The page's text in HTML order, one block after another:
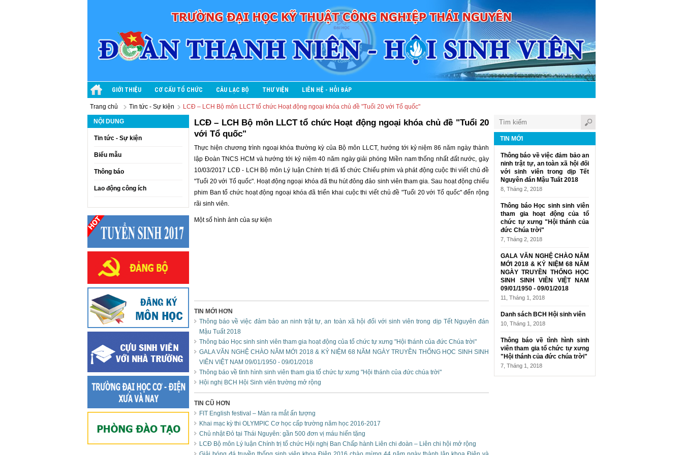
GIỚI THIỆU CƠ CẤU TỔ CHỨC CÂU LẠC BỘ THƯ VIỆN LIÊN HỆ - HỎI ĐÁP
Trang chủ Tin tức - Sự kiện LCĐ – LCH Bộ môn LLCT tổ chức Hoạt động ngoại khóa chủ đề "Tuổi 20 với Tổ quốc"
NỘI DUNG
Tin tức - Sự kiện
Biểu mẫu
Thông báo
Lao động công ích
LCĐ – LCH Bộ môn LLCT tổ chức Hoạt động ngoại khóa chủ đề "Tuổi 20
với Tổ quốc"
Thực hiện chương trình ngoại khóa thường kỳ của Bộ môn LLCT, hướng tới kỷ niệm 86 năm ngày thành
lập Đoàn TNCS HCM và hướng tới kỷ niệm 40 năm ngày giải phóng Miền nam thống nhất đất nước, gày
10/03/2017 LCĐ - LCH Bộ môn Lý luận Chính trị đã tổ chức Chiếu phim và phát động cuộc thi viết chủ đề
"Tuổi 20 với Tổ quốc". Hoạt động ngoại khóa đã thu hút đông đảo sinh viên tham gia. Sau hoạt động chiếu
phim Ban tổ chức hoạt động ngoại khóa đã triển khai cuộc thi viết chủ đề "Tuổi 20 với Tổ quốc" đến rộng
rãi sinh viên.
Một số hình ảnh của sự kiện
TIN MỚI HƠN
Thông báo về việc đảm bảo an ninh trật tự, an toàn xã hội đối với sinh viên trong dịp Tết Nguyên đán
Mậu Tuất 2018
Thông báo Học sinh sinh viên tham gia hoạt động của tổ chức tự xưng "Hội thánh của đức Chúa trời"
GALA VĂN NGHỆ CHÀO NĂM MỚI 2018 & KỶ NIỆM 68 NĂM NGÀY TRUYỀN THỐNG HỌC SINH SINH
VIÊN VIỆT NAM 09/01/1950 - 09/01/2018
Thông báo về tình hình sinh viên tham gia tổ chức tự xưng "Hội thánh của đức chúa trời"
Hội nghị BCH Hội Sinh viên trường mở rộng
TIN CŨ HƠN
FIT English festival – Màn ra mắt ấn tượng
Khai mạc kỳ thi OLYMPIC Cơ học cấp trường năm học 2016-2017
Chủ nhật Đỏ tại Thái Nguyên: gần 500 đơn vị máu hiến tặng
LCĐ Bộ môn Lý luận Chính trị tổ chức Hội nghị Ban Chấp hành Liên chi đoàn – Liên chi hội mở rộng
TIN MỚI
Thông báo về việc đảm bảo an
ninh trật tự, an toàn xã hội đối
với sinh viên trong dịp Tết
Nguyên đán Mậu Tuất 2018
8, Tháng 2, 2018
Thông báo Học sinh sinh viên
tham gia hoạt động của tổ
chức tự xưng "Hội thánh của
đức Chúa trời"
7, Tháng 2, 2018
GALA VĂN NGHỆ CHÀO NĂM
MỚI 2018 & KỶ NIỆM 68 NĂM
NGÀY TRUYỀN THỐNG HỌC
SINH SINH VIÊN VIỆT NAM
09/01/1950 - 09/01/2018
11, Tháng 1, 2018
Danh sách BCH Hội sinh viên
10, Tháng 1, 2018
Thông báo về tình hình sinh
viên tham gia tổ chức tự xưng
"Hội thánh của đức chúa trời"
7, Tháng 1, 2018